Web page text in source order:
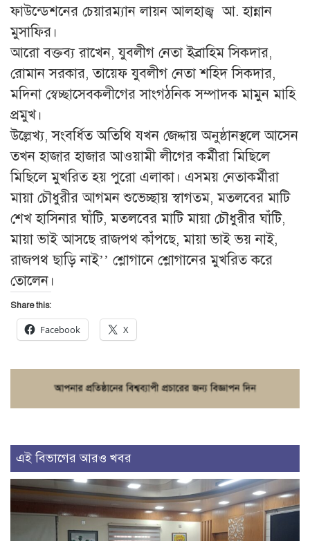
ফাউন্ডেশনের চেয়ারম্যান লায়ন আলহাজ্ব আ. হান্নান
মুসাফির।
আরো বক্তব্য রাখেন, যুবলীগ নেতা ইব্রাহিম সিকদার,
রোমান সরকার, তায়েফ যুবলীগ নেতা শহিদ সিকদার,
মদিনা স্বেচ্ছাসেবকলীগের সাংগঠনিক সম্পাদক মামুন মাহি
প্রমুখ।
উল্লেখ্য, সংবর্ধিত অতিথি যখন জেদ্দায় অনুষ্ঠানস্থলে আসেন
তখন হাজার হাজার আওয়ামী লীগের কর্মীরা মিছিলে
মিছিলে মুখরিত হয় পুরো এলাকা। এসময় নেতাকর্মীরা
মায়া চৌধুরীর আগমন শুভেচ্ছায় স্বাগতম, মতলবের মাটি
শেখ হাসিনার ঘাঁটি, মতলবের মাটি মায়া চৌধুরীর ঘাঁটি,
মায়া ভাই আসছে রাজপথ কাঁপছে, মায়া ভাই ভয় নাই,
রাজপথ ছাড়ি নাই’’ শ্লোগানে শ্লোগানের মুখরিত করে
তোলেন।
Share this:
Facebook X
এই বিভাগের আরও খবর